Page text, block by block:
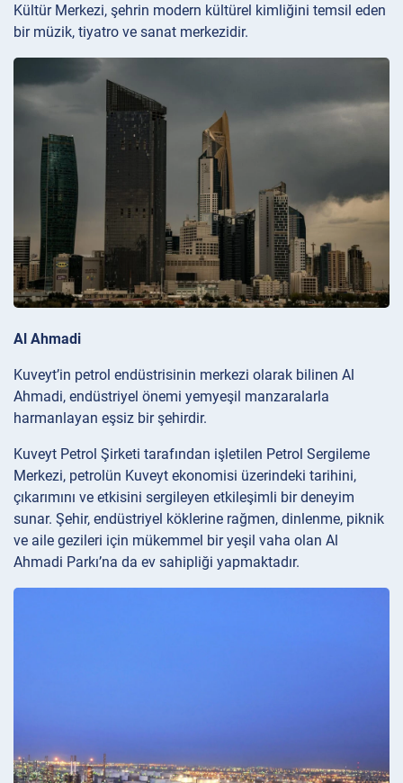
Kültür Merkezi, şehrin modern kültürel kimliğini temsil eden
bir müzik, tiyatro ve sanat merkezidir.
Al Ahmadi
Kuveyt’in petrol endüstrisinin merkezi olarak bilinen Al
Ahmadi, endüstriyel önemi yemyeşil manzaralarla
harmanlayan eşsiz bir şehirdir.
Kuveyt Petrol Şirketi tarafından işletilen Petrol Sergileme
Merkezi, petrolün Kuveyt ekonomisi üzerindeki tarihini,
çıkarımını ve etkisini sergileyen etkileşimli bir deneyim
sunar. Şehir, endüstriyel köklerine rağmen, dinlenme, piknik
ve aile gezileri için mükemmel bir yeşil vaha olan Al
Ahmadi Parkı’na da ev sahipliği yapmaktadır.